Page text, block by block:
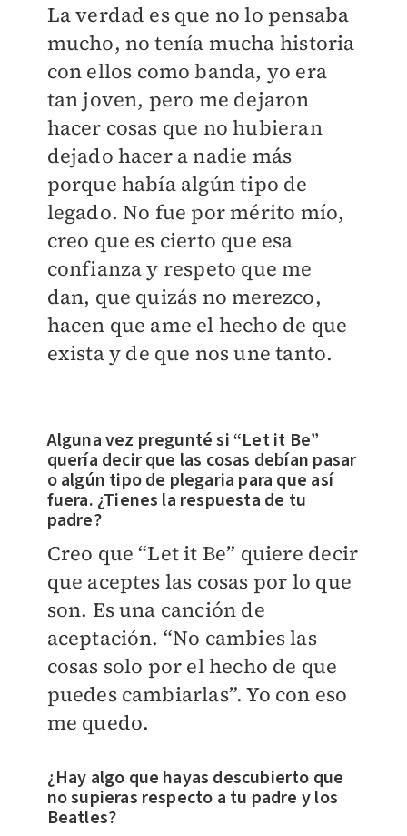
La verdad es que no lo pensaba
mucho, no tenía mucha historia
con ellos como banda, yo era
tan joven, pero me dejaron
hacer cosas que no hubieran
dejado hacer a nadie más
porque había algún tipo de
legado. No fue por mérito mío,
creo que es cierto que esa
confianza y respeto que me
dan, que quizás no merezco,
hacen que ame el hecho de que
exista y de que nos une tanto.
Alguna vez pregunté si “Let it Be”
quería decir que las cosas debían pasar
o algún tipo de plegaria para que así
fuera. ¿Tienes la respuesta de tu
padre?
Creo que “Let it Be” quiere decir
que aceptes las cosas por lo que
son. Es una canción de
aceptación. “No cambies las
cosas solo por el hecho de que
puedes cambiarlas”. Yo con eso
me quedo.
¿Hay algo que hayas descubierto que
no supieras respecto a tu padre y los
Beatles?